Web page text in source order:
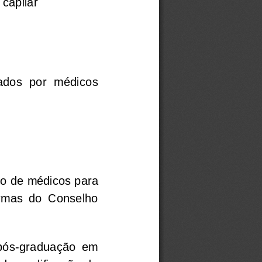
por  médicos
de médicos para
do  Conselho
pós-graduação  em